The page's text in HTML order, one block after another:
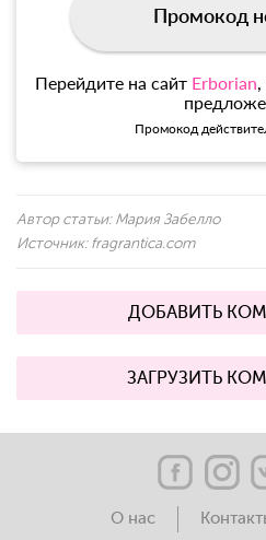
Промокод
Перейдите на сайт Erborian
Промокод
Автор статьи: Мария Забелло
Источник: fragrantica.com
ДОБАВИТЬ
ЗАГРУЗИТЬ
О нас